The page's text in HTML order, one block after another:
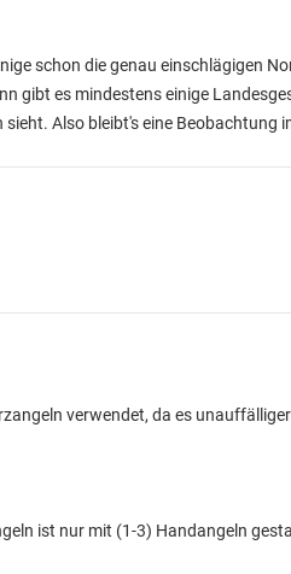
schon die genau einschlägigen
gibt es mindestens einige
Also bleibt's eine Beobachtung
verwendet, da es
ist nur mit (1-3) Handangeln